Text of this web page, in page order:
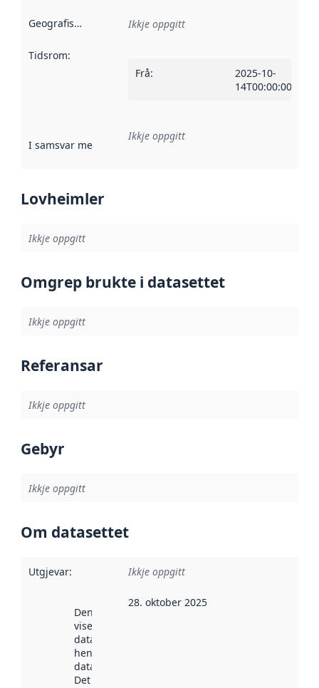
Geografisk område Ikkje oppgitt
Tidsrom:
Frå:
2025-10-
14T00:00:00Z
I samsvar med Referanse til ei implementeringsregel eller
Ikkje oppgitt
Lovheimler
Ikkje oppgitt
Omgrep brukte i datasettet
Ikkje oppgitt
Referansar
Ikkje oppgitt
Gebyr
Ikkje oppgitt
Om datasettet
Utgjevar: Ikkje oppgitt
Denne datoen
viser når
datasettet vart
henta inn av
data.norge.no.
Det kan ha
28. oktober 2025